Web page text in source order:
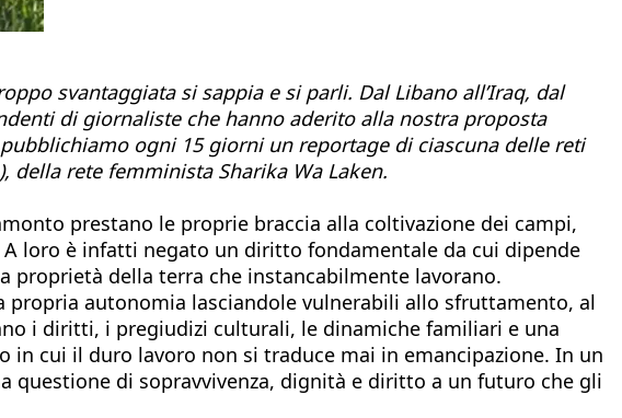
svantaggiata si sappia e si parli. Dal Libano all’Iraq, dal
di giornaliste che hanno aderito alla nostra proposta
ogni 15 giorni un reportage di ciascuna delle reti
della rete femminista Sharika Wa Laken.
prestano le proprie braccia alla coltivazione dei campi,
loro è infatti negato un diritto fondamentale da cui dipende
proprietà della terra che instancabilmente lavorano.
autonomia lasciandole vulnerabili allo sfruttamento, al
i diritti, i pregiudizi culturali, le dinamiche familiari e una
in cui il duro lavoro non si traduce mai in emancipazione. In un
di sopravvivenza, dignità e diritto a un futuro che gli